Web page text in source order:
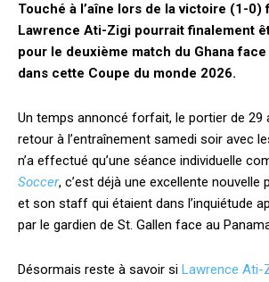
Touché à l’aîne lors de la victoire (1-0)
Lawrence Ati-Zigi pourrait finalement
pour le deuxième match du Ghana face
dans cette Coupe du monde 2026.
Un temps annoncé forfait, le portier de 29
retour à l’entraînement samedi soir avec
n’a effectué qu’une séance individuelle
Soccer, c’est déjà une excellente nouvelle
et son staff qui étaient dans l’inquiétude
par le gardien de St. Gallen face au
Désormais reste à savoir si Lawrence Ati-